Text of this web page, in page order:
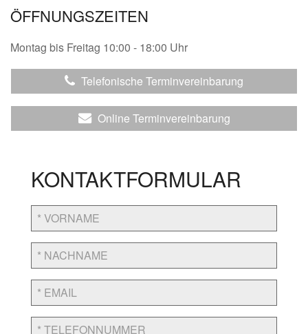
ÖFFNUNGSZEITEN
Montag bis Freitag 10:00 - 18:00 Uhr
Telefonische Terminvereinbarung
Online Terminvereinbarung
KONTAKTFORMULAR